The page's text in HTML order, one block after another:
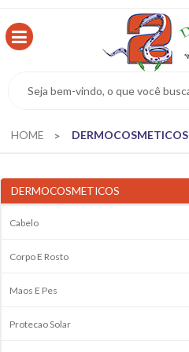
HOME DERMOCOSMETICOS
DERMOCOSMETICOS
Cabelo
Corpo E Rosto
Maos E Pes
Protecao Solar